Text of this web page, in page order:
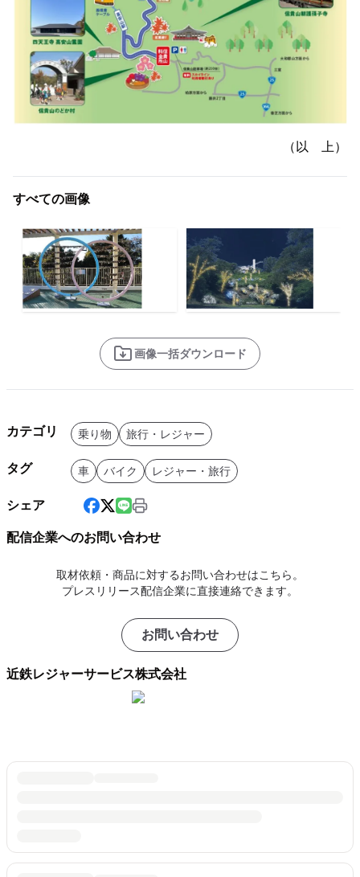
（以 上）
すべての画像
画像一括ダウンロード
カテゴリ 乗り物 旅行・レジャー
タグ 車 バイク レジャー・旅行
シェア
配信企業へのお問い合わせ
取材依頼・商品に対するお問い合わせはこちら。
プレスリリース配信企業に直接連絡できます。
お問い合わせ
近鉄レジャーサービス株式会社